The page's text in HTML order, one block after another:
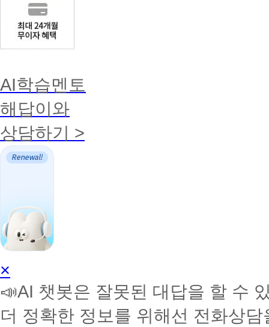
AI학습멘토
해답이와
상담하기 >
AI
학
습
토
×
📣AI 챗봇은 잘못된 대답을 할 수
더 정확한 정보를 위해선 전화상